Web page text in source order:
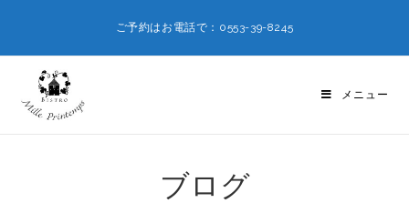
ご予約はお電話で：0553-39-8245
メニュー
ブログ